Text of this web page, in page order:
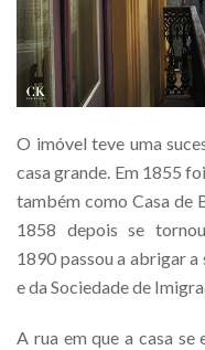
O imóvel teve uma
casa grande. Em 1855
também como Casa de
1858 depois se
1890 passou a abrigar
e da Sociedade de
A rua em que a casa se